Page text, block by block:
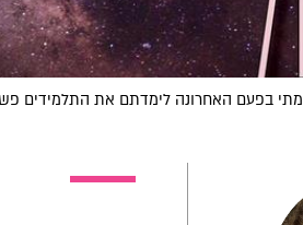
מתי בפעם האחרונה לימדתם את התלמידים